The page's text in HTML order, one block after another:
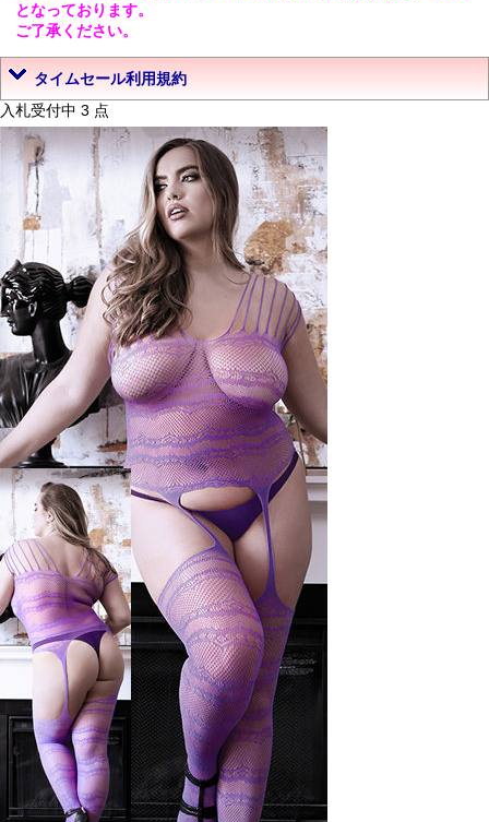
となっております。
ご了承ください。
タイムセール利用規約
入札受付中 3 点